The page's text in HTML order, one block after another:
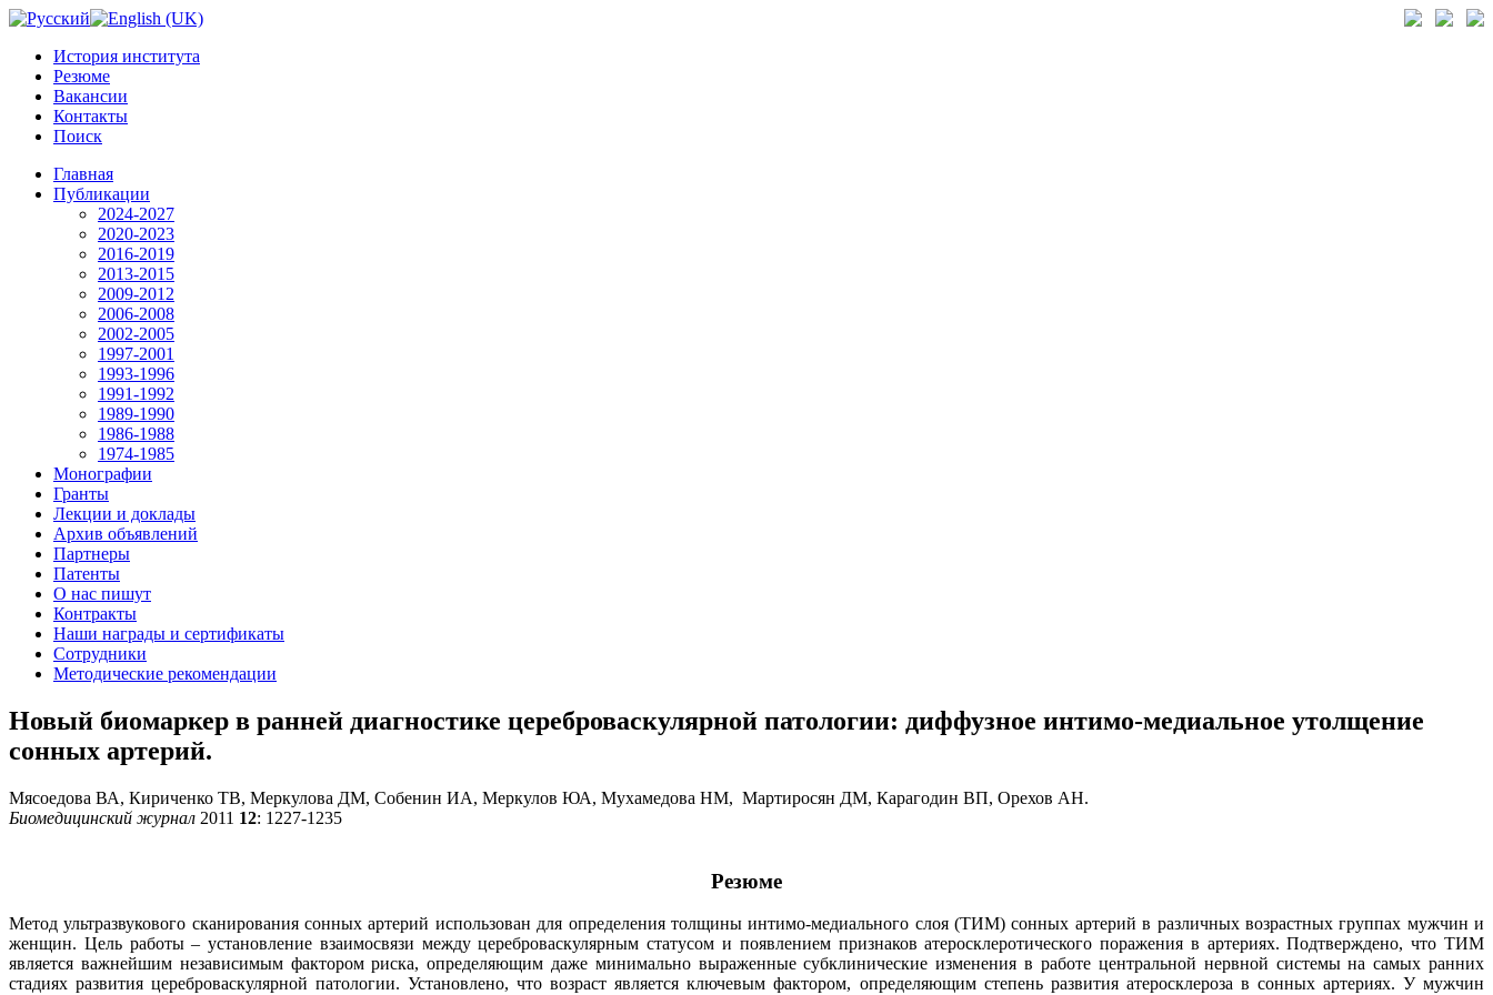
История института
Резюме
Вакансии
Контакты
Поиск
Главная
Публикации
2024-2027
2020-2023
2016-2019
2013-2015
2009-2012
2006-2008
2002-2005
1997-2001
1993-1996
1991-1992
1989-1990
1986-1988
1974-1985
Монографии
Гранты
Лекции и доклады
Архив объявлений
Партнеры
Патенты
О нас пишут
Контракты
Наши награды и сертификаты
Сотрудники
Методические рекомендации
Новый биомаркер в ранней диагностике цереброваскулярной патологии: диффузное интимо-медиальное утолщение
сонных артерий.
Мясоедова ВА, Кириченко ТВ, Меркулова ДМ, Собенин ИА, Меркулов ЮА, Мухамедова НМ, Мартиросян ДМ, Карагодин ВП, Орехов АН.
Биомедицинский журнал 2011 12: 1227-1235
Резюме
Метод ультразвукового сканирования сонных артерий использован для определения толщины интимо-медиального слоя (ТИМ) сонных артерий в различных возрастных группах мужчин и
женщин. Цель работы – установление взаимосвязи между цереброваскулярным статусом и появлением признаков атеросклеротического поражения в артериях. Подтверждено, что ТИМ
является важнейшим независимым фактором риска, определяющим даже минимально выраженные субклинические изменения в работе центральной нервной системы на самых ранних
стадиях развития цереброваскулярной патологии. Установлено, что возраст является ключевым фактором, определяющим степень развития атеросклероза в сонных артериях. У мужчин